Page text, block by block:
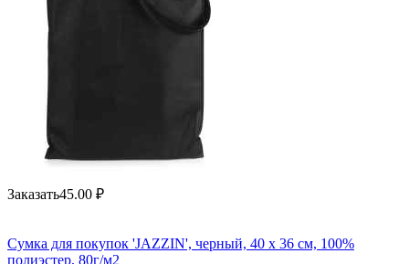
Заказать45.00 ₽
Сумка для покупок 'JAZZIN', черный, 40 x 36 см, 100%
полиэстер, 80г/м2